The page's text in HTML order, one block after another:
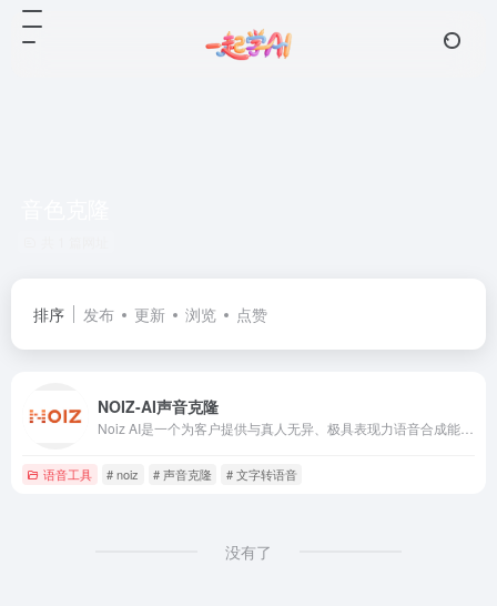
排序 发布 更新 浏览 点赞
NOIZ-AI声音克隆
语音工具 # noiz # 声音克隆 # 文字转语音
没有了